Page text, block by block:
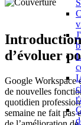
Introduction
d’évoluer
Google Workspace
de nouvelles
quotidien
semaine ne fait pas